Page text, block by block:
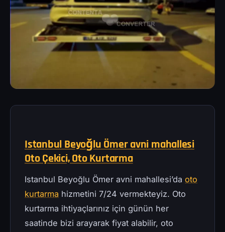
Istanbul Beyoğlu Ömer avni mahallesi
Oto Çekici, Oto Kurtarma
Istanbul Beyoğlu Ömer avni mahallesi’da oto
kurtarma hizmetini 7/24 vermekteyiz. Oto
kurtarma ihtiyaçlarınız için günün her
saatinde bizi arayarak fiyat alabilir, oto